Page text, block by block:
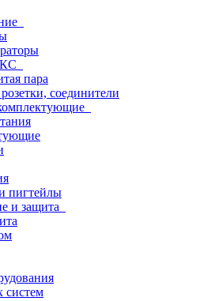
пара
соединители
пигтейлы
и защита